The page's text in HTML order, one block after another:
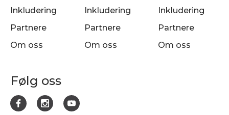
Inkludering
Partnere
Om oss
Inkludering
Partnere
Om oss
Inkludering
Partnere
Om oss
Følg oss